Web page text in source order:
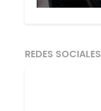
REDES SOCIALES